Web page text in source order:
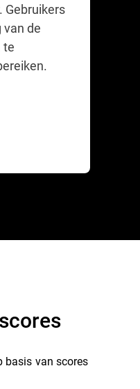
Gebruikers
de
te
basis van scores